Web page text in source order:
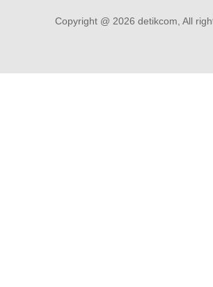
Copyright @ 2026 detikcom, All